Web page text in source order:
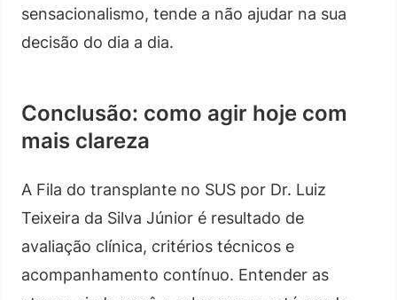
sensacionalismo, tende a não ajudar na sua
decisão do dia a dia.
Conclusão: como agir hoje com
mais clareza
A Fila do transplante no SUS por Dr. Luiz
Teixeira da Silva Júnior é resultado de
avaliação clínica, critérios técnicos e
acompanhamento contínuo. Entender as